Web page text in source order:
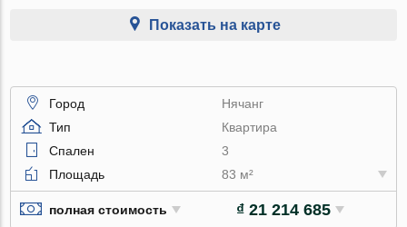
Показать на карте
Город
Нячанг
Тип
Квартира
Спален
3
Площадь
83 м²
полная стоимость ₫ 21 214 685